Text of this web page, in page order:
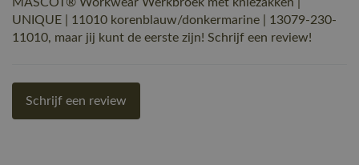
UNIQUE | 11010 korenblauw/donkermarine | 13079-230-
11010, maar jij kunt de eerste zijn! Schrijf een review!
Schrijf een review